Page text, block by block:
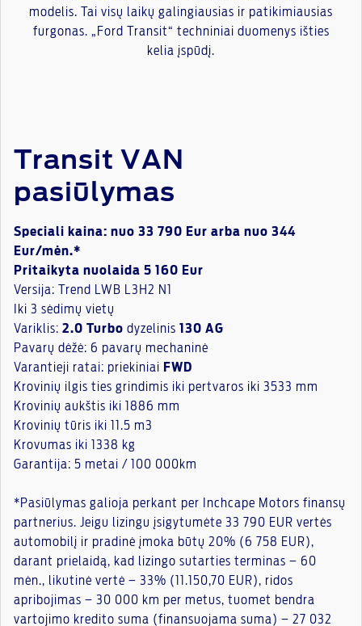
modelis. Tai visų laikų galingiausias ir patikimiausias
furgonas. „Ford Transit“ techniniai duomenys išties
kelia įspūdį.
Transit VAN
pasiūlymas
Speciali kaina: nuo 33 790 Eur arba nuo 344
Eur/mėn.*
Pritaikyta nuolaida 5 160 Eur
Versija: Trend LWB L3H2 N1
Iki 3 sėdimų vietų
Variklis: 2.0 Turbo dyzelinis 130 AG
Pavarų dėžė: 6 pavarų mechaninė
Varantieji ratai: priekiniai FWD
Krovinių ilgis ties grindimis iki pertvaros iki 3533 mm
Krovinių aukštis iki 1886 mm
Krovinių tūris iki 11.5 m3
Krovumas iki 1338 kg
Garantija: 5 metai / 100 000km
*Pasiūlymas galioja perkant per Inchcape Motors finansų
partnerius. Jeigu lizingu įsigytumėte 33 790 EUR vertės
automobilį ir pradinė įmoka būtų 20% (6 758 EUR),
darant prielaidą, kad lizingo sutarties terminas – 60
mėn., likutinė vertė – 33% (11.150,70 EUR), ridos
apribojimas – 30 000 km per metus, tuomet bendra
vartojimo kredito suma (finansuojama suma) – 27 032